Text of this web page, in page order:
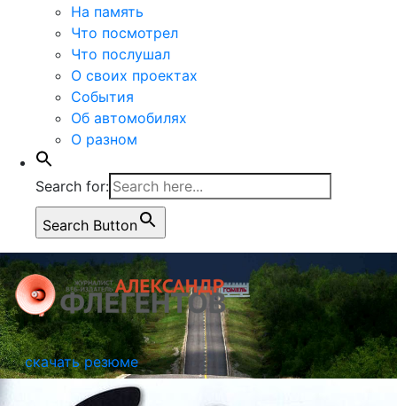
На память
Что посмотрел
Что послушал
О своих проектах
События
Об автомобилях
О разном
Search for:
Search Button
скачать резюме